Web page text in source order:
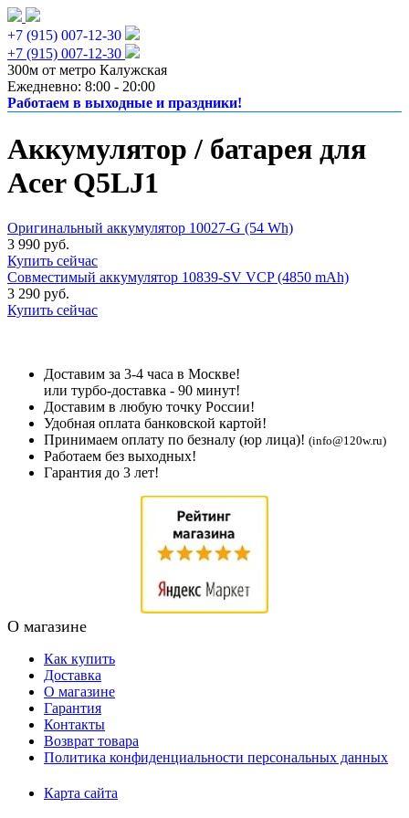
+7 (915) 007-12-30
+7 (915) 007-12-30
300м от метро Калужская
Ежедневно: 8:00 - 20:00
Работаем в выходные и праздники!
Аккумулятор / батарея для
Acer Q5LJ1
Оригинальный аккумулятор 10027-G (54 Wh)
3 990 руб.
Купить сейчас
Совместимый аккумулятор 10839-SV VCP (4850 mAh)
3 290 руб.
Купить сейчас
Доставим за 3-4 часа в Москве!
или турбо-доставка - 90 минут!
Доставим в любую точку России!
Удобная оплата банковской картой!
Принимаем оплату по безналу (юр лица)! (info@120w.ru)
Работаем без выходных!
Гарантия до 3 лет!
О магазине
Как купить
Доставка
О магазине
Гарантия
Контакты
Возврат товара
Политика конфиденциальности персональных данных
Карта сайта